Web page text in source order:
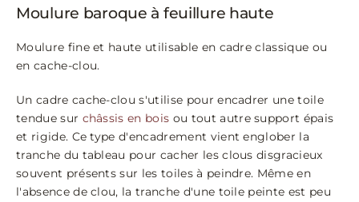
Moulure baroque à feuillure haute
Moulure fine et haute utilisable en cadre classique ou
en cache-clou.
Un cadre cache-clou s'utilise pour encadrer une toile
tendue sur châssis en bois ou tout autre support épais
et rigide. Ce type d'encadrement vient englober la
tranche du tableau pour cacher les clous disgracieux
souvent présents sur les toiles à peindre. Même en
l'absence de clou, la tranche d'une toile peinte est peu